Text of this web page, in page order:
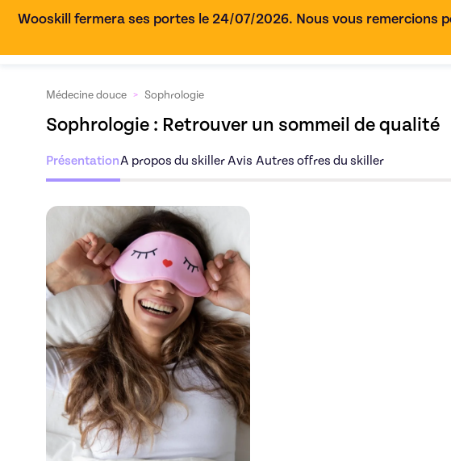
Wooskill fermera ses portes le 24/07/2026. Nous vous
Médecine douce > Sophrologie
Sophrologie : Retrouver un sommeil de qualité
PrésentationA propos du skillerAvis Autres offres du skiller